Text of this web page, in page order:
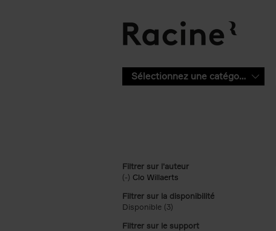
Sélectionnez une catégorie
Filtrer sur l'auteur
(-) Remove Clo Willaerts filter
Clo Willaerts
Filtrer sur la disponibilité
Disponible (3)
Filtrer sur le support